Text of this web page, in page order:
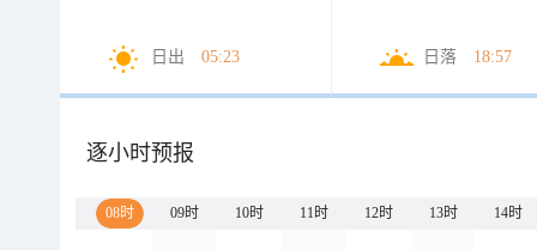
日出 05:23 日落 18:57
逐小时预报
08时 09时 10时 11时 12时 13时 14时